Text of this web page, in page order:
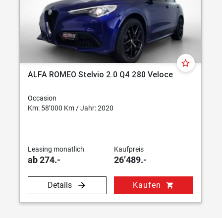
star_border
ALFA ROMEO Stelvio 2.0 Q4 280 Veloce
Occasion
Km: 58’000 Km / Jahr: 2020
Leasing monatlich
ab 274.-
Kaufpreis
26’489.-
Details Kaufen shopping_cart